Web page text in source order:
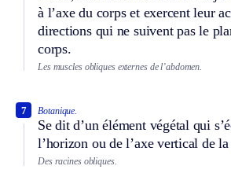
à l’axe du corps et exercent leur
directions qui ne suivent pas le
corps.
Les muscles obliques externes de l’abdomen.
Botanique.
Se dit d’un élément végétal qui
l’horizon ou de l’axe vertical de
7
Des racines obliques.